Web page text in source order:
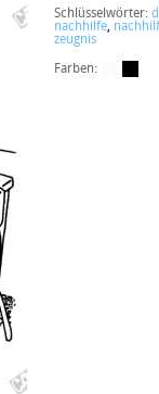
Schlüsselwörter:
nachhilfe,
zeugnis
Farben: